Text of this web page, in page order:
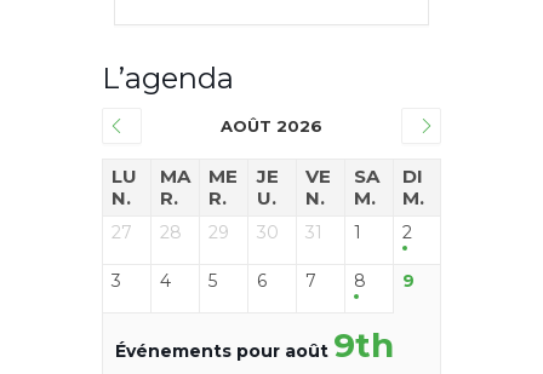
L’agenda
AOÛT 2026
LU
N.
MA
R.
ME
R.
JE
U.
VE
N.
SA
M.
DI
M.
27 28 29 30 31 1 2
3 4 5 6 7 8 9
Événements pour août 9th